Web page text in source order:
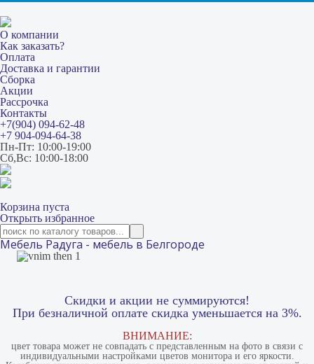
О компании
Как заказать?
Оплата
Доставка и гарантии
Сборка
Акции
Рассрочка
Контакты
+7(904) 094-62-48
+7 904-094-64-38
Пн-Пт: 10:00-19:00
Сб,Вс: 10:00-18:00
Корзина пуста
Открыть избранное
Мебель Радуга - мебель в Белгороде
Скидки и акции не суммируются!
При безналичной оплате скидка уменьшается на 3%.
ВНИМАНИЕ:
цвет товара может не совпадать с представленным на фото в связи с
индивидуальными настройками цветов монитора и его яркости.